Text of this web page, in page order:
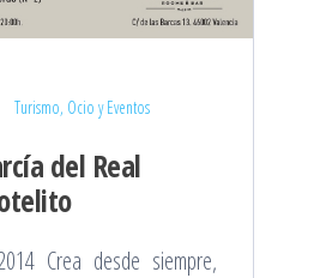
Turismo, Ocio y Eventos
del Real
Crea desde siempre,